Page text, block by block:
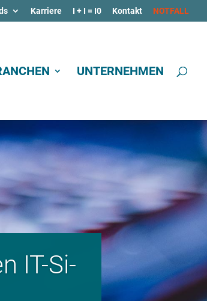
Karriere I + I = I0 Kontakt NOTFALL
UNTERNEHMEN
IT-Si­